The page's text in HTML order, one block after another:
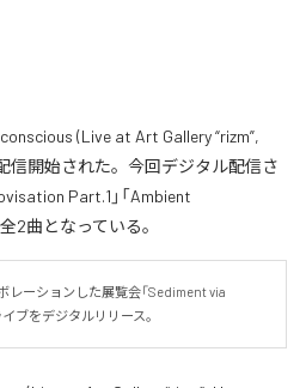
(Live at Art Gallery “rizm”,
信開始された。今回デジタル配信さ
Part.1」「Ambient
2曲となっている。
レーションした展覧会「Sediment via
ブをデジタルリリース。